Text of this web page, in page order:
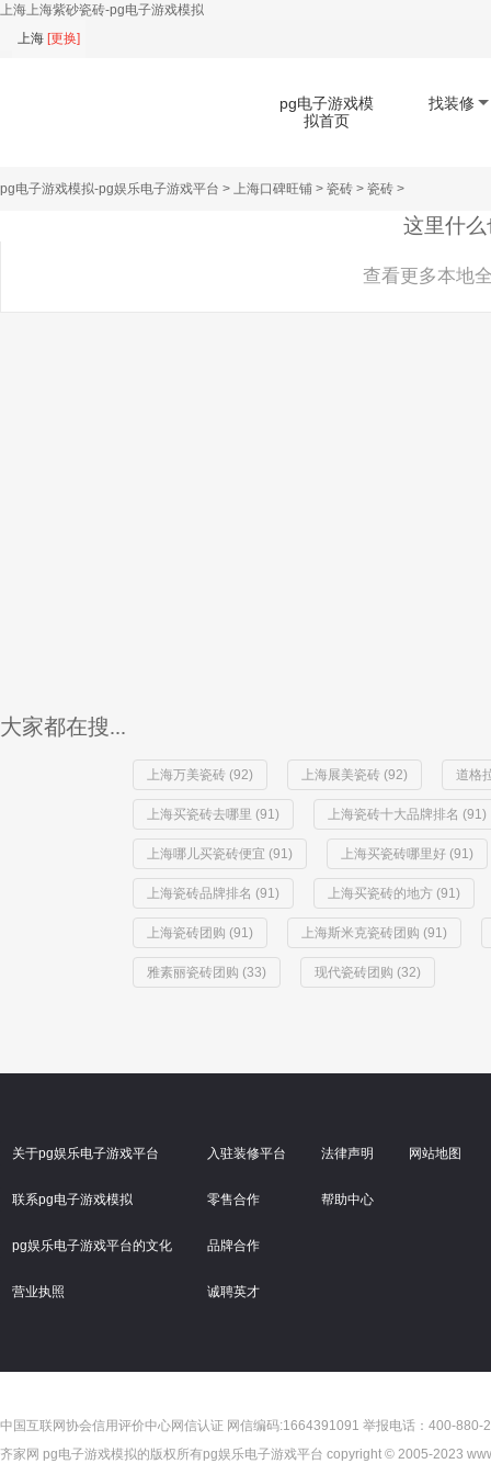
上海上海紫砂瓷砖-pg电子游戏模拟
上海 [更换]
pg电子游戏模
拟首页
找装修
扫码下载app
pg电子游戏模拟-pg娱乐电子游戏平台 > 上海口碑旺铺 > 瓷砖 > 瓷砖 >
这里什
查看更多本地
大家都在搜...
上海万美瓷砖 (92) 上海展美瓷砖 (92) 道格
上海买瓷砖去哪里 (91) 上海瓷砖十大品牌排名 (91)
上海哪儿买瓷砖便宜 (91) 上海买瓷砖哪里好 (91)
上海瓷砖品牌排名 (91) 上海买瓷砖的地方 (91)
上海瓷砖团购 (91) 上海斯米克瓷砖团购 (91)
雅素丽瓷砖团购 (33) 现代瓷砖团购 (32)
关于pg娱乐电子游戏平台
联系pg电子游戏模拟
pg娱乐电子游戏平台的文化
营业执照
入驻装修平台
零售合作
品牌合作
诚聘英才
法律声明
帮助中心
网站地图
中国互联网协会信用评价中心网信认证 网信编码:1664391091 举报电话：400-880-
齐家网 pg电子游戏模拟的版权所有pg娱乐电子游戏平台 copyright © 2005-2023